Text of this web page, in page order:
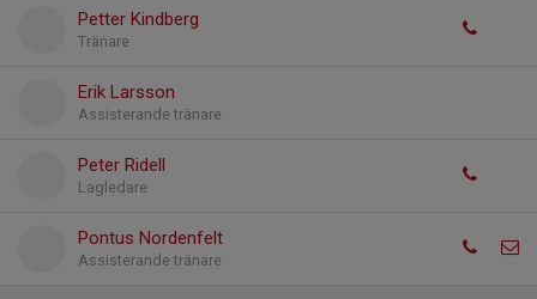
Petter Kindberg
Tränare
Erik Larsson
Assisterande tränare
Peter Ridell
Lagledare
Pontus Nordenfelt
Assisterande tränare